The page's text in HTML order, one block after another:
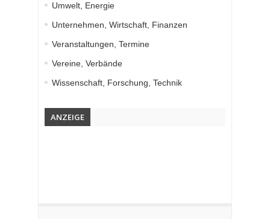
Umwelt, Energie
Unternehmen, Wirtschaft, Finanzen
Veranstaltungen, Termine
Vereine, Verbände
Wissenschaft, Forschung, Technik
ANZEIGE